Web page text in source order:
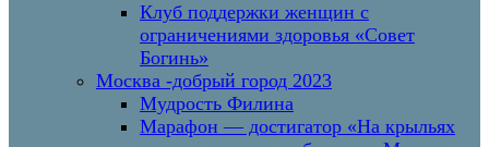
Клуб поддержки женщин с
ограничениями здоровья «Совет
Богинь»
Москва -добрый город 2023
Мудрость Филина
Марафон — достигатор «На крыльях